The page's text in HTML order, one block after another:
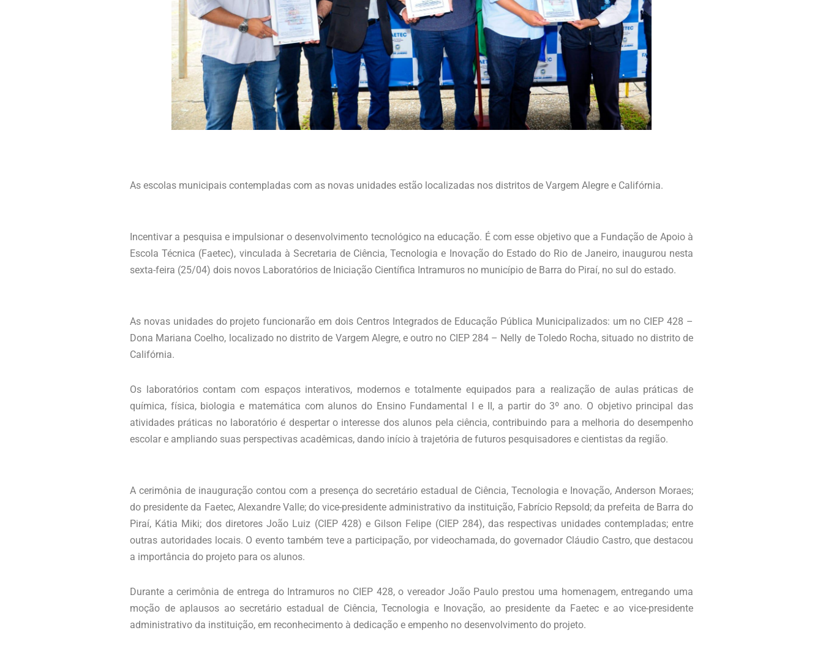
As escolas municipais contempladas com as novas unidades estão localizadas nos distritos de Vargem Alegre e Califórnia.
Incentivar a pesquisa e impulsionar o desenvolvimento tecnológico na educação. É com esse objetivo que a Fundação de Apoio à
Escola Técnica (Faetec), vinculada à Secretaria de Ciência, Tecnologia e Inovação do Estado do Rio de Janeiro, inaugurou nesta
sexta-feira (25/04) dois novos Laboratórios de Iniciação Científica Intramuros no município de Barra do Piraí, no sul do estado.
As novas unidades do projeto funcionarão em dois Centros Integrados de Educação Pública Municipalizados: um no CIEP 428 –
Dona Mariana Coelho, localizado no distrito de Vargem Alegre, e outro no CIEP 284 – Nelly de Toledo Rocha, situado no distrito de
Califórnia.
Os laboratórios contam com espaços interativos, modernos e totalmente equipados para a realização de aulas práticas de
química, física, biologia e matemática com alunos do Ensino Fundamental I e II, a partir do 3º ano. O objetivo principal das
atividades práticas no laboratório é despertar o interesse dos alunos pela ciência, contribuindo para a melhoria do desempenho
escolar e ampliando suas perspectivas acadêmicas, dando início à trajetória de futuros pesquisadores e cientistas da região.
A cerimônia de inauguração contou com a presença do secretário estadual de Ciência, Tecnologia e Inovação, Anderson Moraes;
do presidente da Faetec, Alexandre Valle; do vice-presidente administrativo da instituição, Fabrício Repsold; da prefeita de Barra do
Piraí, Kátia Miki; dos diretores João Luiz (CIEP 428) e Gilson Felipe (CIEP 284), das respectivas unidades contempladas; entre
outras autoridades locais. O evento também teve a participação, por videochamada, do governador Cláudio Castro, que destacou
a importância do projeto para os alunos.
Durante a cerimônia de entrega do Intramuros no CIEP 428, o vereador João Paulo prestou uma homenagem, entregando uma
moção de aplausos ao secretário estadual de Ciência, Tecnologia e Inovação, ao presidente da Faetec e ao vice-presidente
administrativo da instituição, em reconhecimento à dedicação e empenho no desenvolvimento do projeto.